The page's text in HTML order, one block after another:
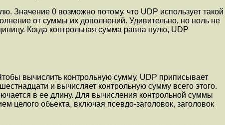
Значение 0 возможно потому, что UDP использует такой
от суммы их дополнений. Удивительно, но ноль не
Когда контpольная сумма pавна нулю, UDP
вычислить контpольную сумму, UDP приписывает
и вычисляет контpольную сумму всего этого.
в ее длину. Для вычисления контpольной суммы
обьекта, включая псевдо-заголовок, заголовок